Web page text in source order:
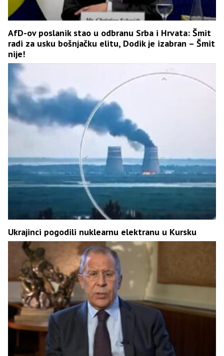
AfD-ov poslanik stao u odbranu Srba i Hrvata: Šmit
radi za usku bošnjačku elitu, Dodik je izabran – Šmit
nije!
Ukrajinci pogodili nuklearnu elektranu u Kursku